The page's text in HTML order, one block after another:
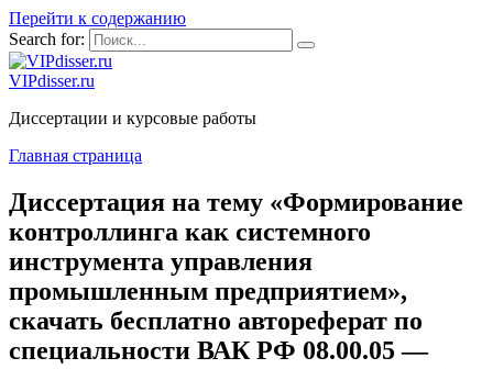
Перейти к содержанию
Search for:
VIPdisser.ru
Диссертации и курсовые работы
Главная страница
Диссертация на тему «Формирование
контроллинга как системного
инструмента управления
промышленным предприятием»,
скачать бесплатно автореферат по
специальности ВАК РФ 08.00.05 —